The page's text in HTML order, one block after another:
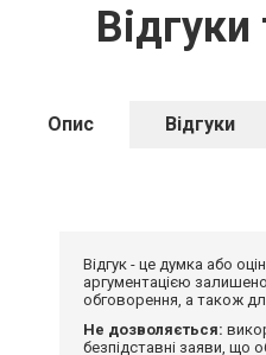
Опис Відгуки
Відгук - це думка або
аргументацією
обговорення, а також
Не дозволяється:
безпідставні заяви, що